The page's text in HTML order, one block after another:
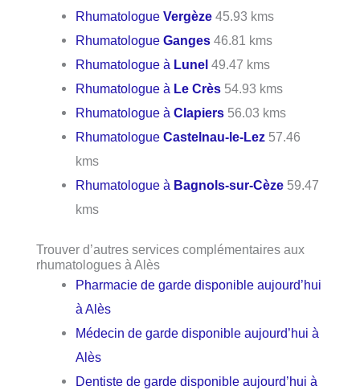
RhumatologueVergèze 45.93 kms
RhumatologueGanges 46.81 kms
Rhumatologue à Lunel 49.47 kms
Rhumatologue à Le Crès 54.93 kms
Rhumatologue àClapiers 56.03 kms
RhumatologueCastelnau-le-Lez 57.46
kms
Rhumatologue à Bagnols-sur-Cèze 59.47
kms
Trouver d’autres services complémentaires aux
rhumatologues à Alès
Pharmacie de garde disponible aujourd’hui
à Alès
Médecin de garde disponible aujourd’hui à
Alès
Dentiste de garde disponible aujourd’hui à